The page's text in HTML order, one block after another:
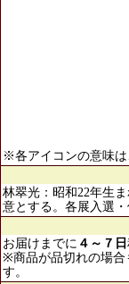
※各アイコンの意味は
林翠光：昭和22年生
意とする。各展入選・
お届けまでに ４～７日
※商品が品切れの場合
す。